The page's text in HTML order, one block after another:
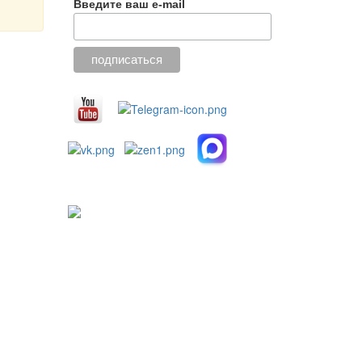
Введите ваш e-mail